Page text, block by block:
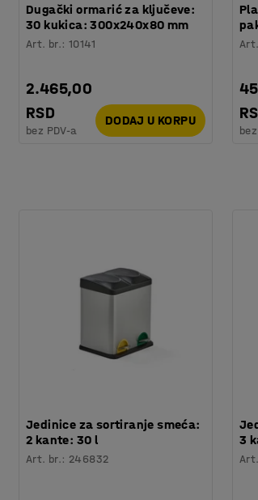
Dugački ormarić za ključeve:
30 kukica: 300x240x80 mm
Art. br.:10141
2.465,00
RSD
bez PDV-a
DODAJ U KORPU
Jedinice za sortiranje smeća:
2 kante: 30 l
Art. br.: 246832
3